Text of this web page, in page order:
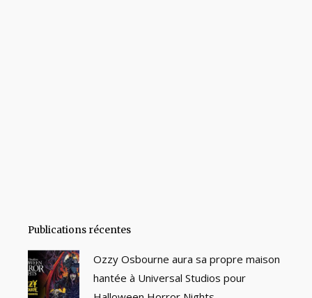
Publications récentes
Ozzy Osbourne aura sa propre maison
hantée à Universal Studios pour